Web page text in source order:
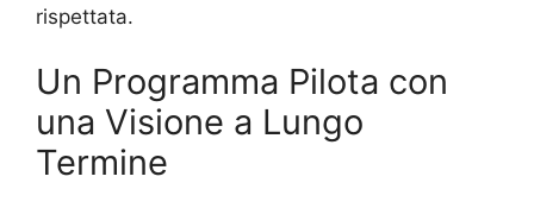
rispettata.
Un Programma Pilota con
una Visione a Lungo
Termine